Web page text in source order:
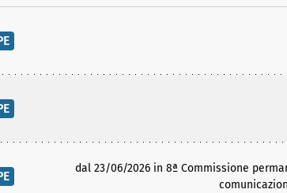
dal 23/06/2026 in 8ª Commissione